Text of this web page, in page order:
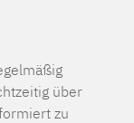
über
zu